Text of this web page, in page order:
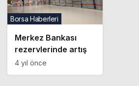
Merkez Bankası
rezervlerinde artış
Borsa Haberleri
4 yıl önce